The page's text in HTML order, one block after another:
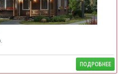
ПОДРОБНЕЕ